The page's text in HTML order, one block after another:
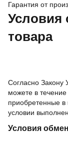
Гарантия от
Условия
товара
Согласно Закону
можете в
приобретенные в
условии
Условия